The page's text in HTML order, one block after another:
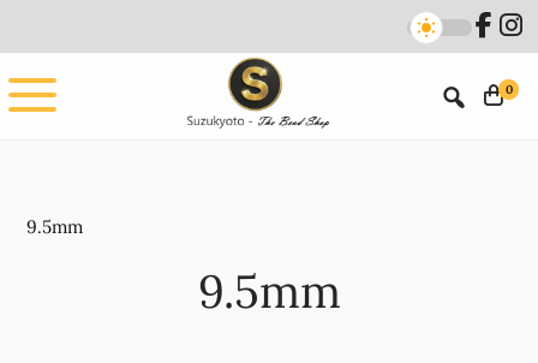
main
content
footer
0
9.5mm
9.5mm